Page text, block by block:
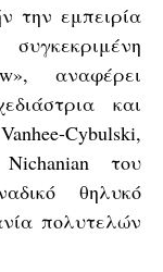
την εμπειρία
αναφέρει
και
Cybulski,
του
θηλυκό
πολυτελών